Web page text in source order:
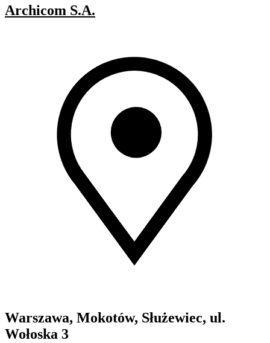
Archicom S.A.
Warszawa, Mokotów, Służewiec, ul.
Wołoska 3